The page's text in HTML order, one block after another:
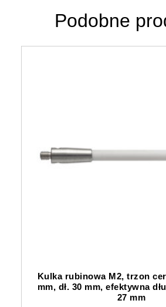
Podobne
Kulka rubinowa M2, trzon
mm, dł. 30 mm, efektywna
27 mm